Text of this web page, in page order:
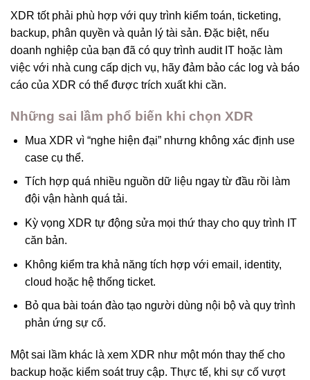
XDR tốt phải phù hợp với quy trình kiểm toán, ticketing,
backup, phân quyền và quản lý tài sản. Đặc biệt, nếu
doanh nghiệp của bạn đã có quy trình audit IT hoặc làm
việc với nhà cung cấp dịch vụ, hãy đảm bảo các log và báo
cáo của XDR có thể được trích xuất khi cần.
Những sai lầm phổ biến khi chọn XDR
Mua XDR vì “nghe hiện đại” nhưng không xác định use
case cụ thể.
Tích hợp quá nhiều nguồn dữ liệu ngay từ đầu rồi làm
đội vận hành quá tải.
Kỳ vọng XDR tự động sửa mọi thứ thay cho quy trình IT
căn bản.
Không kiểm tra khả năng tích hợp với email, identity,
cloud hoặc hệ thống ticket.
Bỏ qua bài toán đào tạo người dùng nội bộ và quy trình
phản ứng sự cố.
Một sai lầm khác là xem XDR như một món thay thế cho
backup hoặc kiểm soát truy cập. Thực tế, khi sự cố vượt